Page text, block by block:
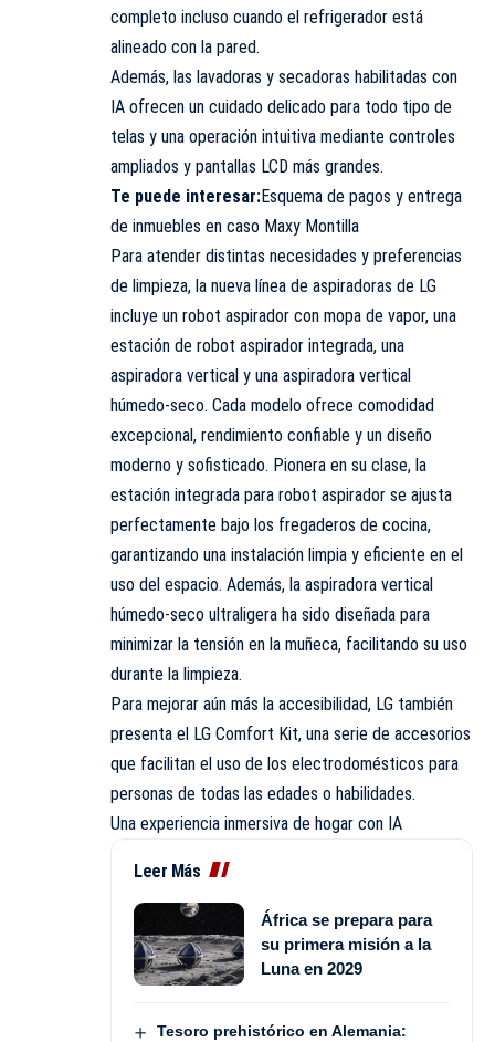
completo incluso cuando el refrigerador está
alineado con la pared.
Además, las lavadoras y secadoras habilitadas con
IA ofrecen un cuidado delicado para todo tipo de
telas y una operación intuitiva mediante controles
ampliados y pantallas LCD más grandes.
Te puede interesar:Esquema de pagos y entrega
de inmuebles en caso Maxy Montilla
Para atender distintas necesidades y preferencias
de limpieza, la nueva línea de aspiradoras de LG
incluye un robot aspirador con mopa de vapor, una
estación de robot aspirador integrada, una
aspiradora vertical y una aspiradora vertical
húmedo-seco. Cada modelo ofrece comodidad
excepcional, rendimiento confiable y un diseño
moderno y sofisticado. Pionera en su clase, la
estación integrada para robot aspirador se ajusta
perfectamente bajo los fregaderos de cocina,
garantizando una instalación limpia y eficiente en el
uso del espacio. Además, la aspiradora vertical
húmedo-seco ultraligera ha sido diseñada para
minimizar la tensión en la muñeca, facilitando su uso
durante la limpieza.
Para mejorar aún más la accesibilidad, LG también
presenta el LG Comfort Kit, una serie de accesorios
que facilitan el uso de los electrodomésticos para
personas de todas las edades o habilidades.
Una experiencia inmersiva de hogar con IA
Leer Más
África se prepara para
su primera misión a la
Luna en 2029
Tesoro prehistórico en Alemania: